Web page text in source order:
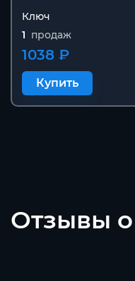
Ключ
1 продаж
1038 ₽
Купить
Отзывы о